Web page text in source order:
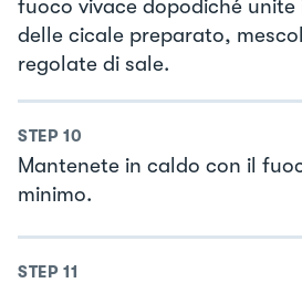
fuoco vivace dopodiché
delle cicale preparato,
regolate di sale.
STEP 10
Mantenete in caldo con il
minimo.
STEP 11